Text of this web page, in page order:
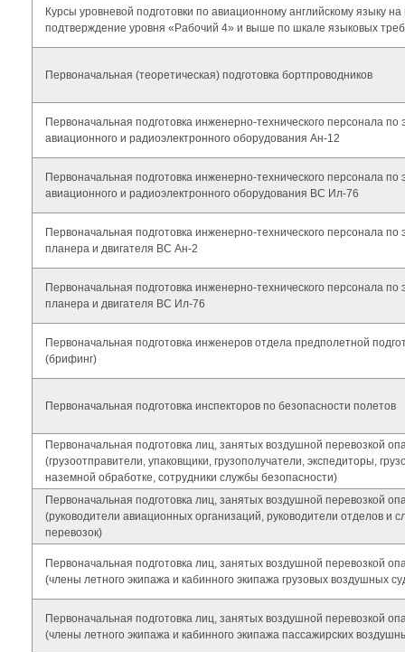
Курсы уровневой подготовки по авиационному английскому языку
подтверждение уровня «Рабочий 4» и выше по шкале языковых
Первоначальная (теоретическая) подготовка бортпроводников
Первоначальная подготовка инженерно-технического персонала по
авиационного и радиоэлектронного оборудования Ан-12
Первоначальная подготовка инженерно-технического персонала по
авиационного и радиоэлектронного оборудования ВС Ил-76
Первоначальная подготовка инженерно-технического персонала по
планера и двигателя ВС Ан-2
Первоначальная подготовка инженерно-технического персонала по
планера и двигателя ВС Ил-76
Первоначальная подготовка инженеров отдела предполетной
(брифинг)
Первоначальная подготовка инспекторов по безопасности полетов
Первоначальная подготовка лиц, занятых воздушной перевозкой
(грузоотправители, упаковщики, грузополучатели, экспедиторы,
наземной обработке, сотрудники службы безопасности)
Первоначальная подготовка лиц, занятых воздушной перевозкой
(руководители авиационных организаций, руководители отделов и
перевозок)
Первоначальная подготовка лиц, занятых воздушной перевозкой
(члены летного экипажа и кабинного экипажа грузовых воздушных
Первоначальная подготовка лиц, занятых воздушной перевозкой
(члены летного экипажа и кабинного экипажа пассажирских